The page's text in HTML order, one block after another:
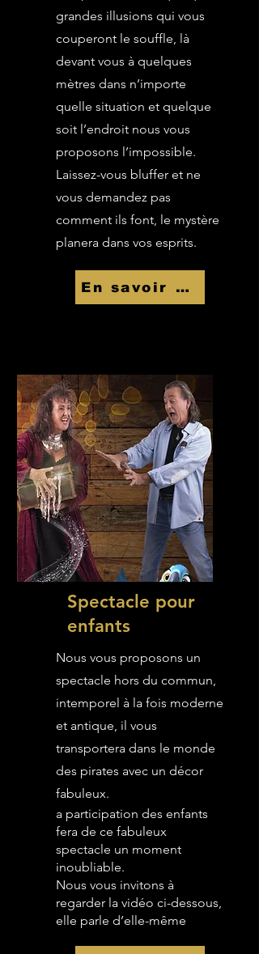
grandes illusions qui vous
couperont le souffle, là
devant vous à quelques
mètres dans n’importe
quelle situation et quelque
soit l’endroit nous vous
proposons l’impossible.
Laissez-vous bluffer et ne
vous demandez pas
comment ils font, le mystère
planera dans vos esprits.
En savoir Plus
Spectacle pour
enfants
Nous vous proposons un
spectacle hors du commun,
intemporel à la fois moderne
et antique, il vous
transportera dans le monde
des pirates avec un décor
fabuleux.
a participation des enfants
fera de ce fabuleux
spectacle un moment
inoubliable.
Nous vous invitons à
regarder la vidéo ci-dessous,
elle parle d’elle-même